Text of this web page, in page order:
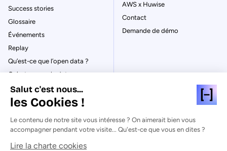
Success stories
Glossaire
Événements
Replay
Qu’est-ce que l’open data ?
Qu’est-ce que le data
La gouvernance des données
AWS x Huwise
Contact
Demande de démo
Salut c'est nous...
les Cookies !
Le contenu de notre site vous intéresse ? On aimerait bien vous
accompagner pendant votre visite... Qu'est-ce que vous en dites ?
Lire la charte cookies